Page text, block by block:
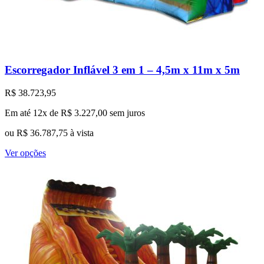
Escorregador Inflável 3 em 1 – 4,5m x 11m x 5m
R$ 38.723,95
Em até 12x de R$ 3.227,00 sem juros
ou R$ 36.787,75 à vista
Ver opçõesEste
várias
variantes.
As
opções
podem
ser
escolhidas
na